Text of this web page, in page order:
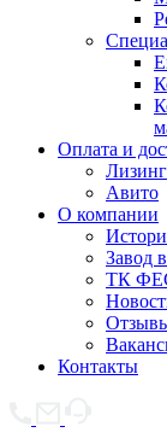
Оплата и
Лизинг
Авито
О компании
Завод
ТК
Контакты